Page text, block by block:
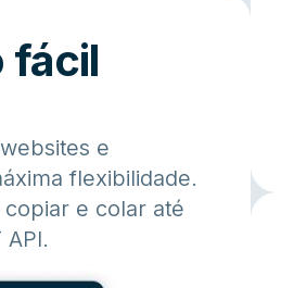
fácil
e
flexibilidade.
e colar até